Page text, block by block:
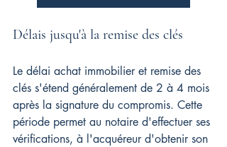
Délais jusqu'à la remise des clés
Le délai achat immobilier et remise des
clés s'étend généralement de 2 à 4 mois
après la signature du compromis. Cette
période permet au notaire d'effectuer ses
vérifications, à l'acquéreur d'obtenir son